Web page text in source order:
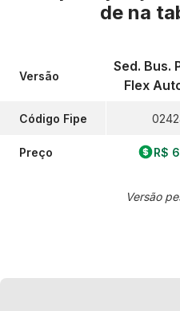
de na
Versão
Código Fipe
Preço
Sed. Bus.
Flex
R$
Versão